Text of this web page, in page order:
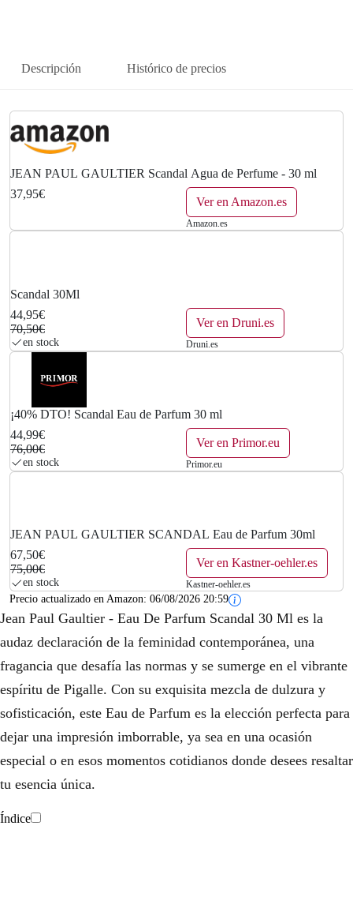
Descripción Histórico de precios
JEAN PAUL GAULTIER Scandal Agua de Perfume - 30 ml
37,95€
Ver en Amazon.es
Amazon.es
Scandal 30Ml
44,95€
70,50€
en stock
Ver en Druni.es
Druni.es
¡40% DTO! Scandal Eau de Parfum 30 ml
44,99€
76,00€
en stock
Ver en Primor.eu
Primor.eu
JEAN PAUL GAULTIER SCANDAL Eau de Parfum 30ml
67,50€
75,00€
en stock
Ver en Kastner-oehler.es
Kastner-oehler.es
Precio actualizado en Amazon: 06/08/2026 20:59
Jean Paul Gaultier - Eau De Parfum Scandal 30 Ml es la
audaz declaración de la feminidad contemporánea, una
fragancia que desafía las normas y se sumerge en el vibrante
espíritu de Pigalle. Con su exquisita mezcla de dulzura y
sofisticación, este Eau de Parfum es la elección perfecta para
dejar una impresión imborrable, ya sea en una ocasión
especial o en esos momentos cotidianos donde desees resaltar
tu esencia única.
Índice